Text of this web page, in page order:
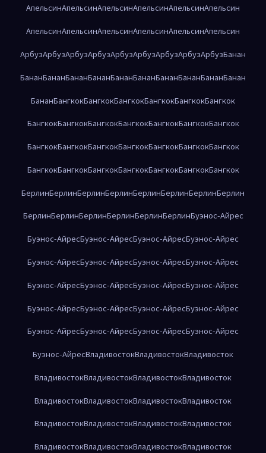
АпельсинАпельсинАпельсинАпельсинАпельсинАпельсин
АпельсинАпельсинАпельсинАпельсинАпельсинАпельсин
АрбузАрбузАрбузАрбузАрбузАрбузАрбузАрбузАрбузБанан
БананБананБананБананБананБананБананБананБананБанан
БананБангкокБангкокБангкокБангкокБангкокБангкок
БангкокБангкокБангкокБангкокБангкокБангкокБангкок
БангкокБангкокБангкокБангкокБангкокБангкокБангкок
БангкокБангкокБангкокБангкокБангкокБангкокБангкок
БерлинБерлинБерлинБерлинБерлинБерлинБерлинБерлин
БерлинБерлинБерлинБерлинБерлинБерлинБуэнос-Айрес
Буэнос-АйресБуэнос-АйресБуэнос-АйресБуэнос-Айрес
Буэнос-АйресБуэнос-АйресБуэнос-АйресБуэнос-Айрес
Буэнос-АйресБуэнос-АйресБуэнос-АйресБуэнос-Айрес
Буэнос-АйресБуэнос-АйресБуэнос-АйресБуэнос-Айрес
Буэнос-АйресБуэнос-АйресБуэнос-АйресБуэнос-Айрес
Буэнос-АйресВладивостокВладивостокВладивосток
ВладивостокВладивостокВладивостокВладивосток
ВладивостокВладивостокВладивостокВладивосток
ВладивостокВладивостокВладивостокВладивосток
ВладивостокВладивостокВладивостокВладивосток